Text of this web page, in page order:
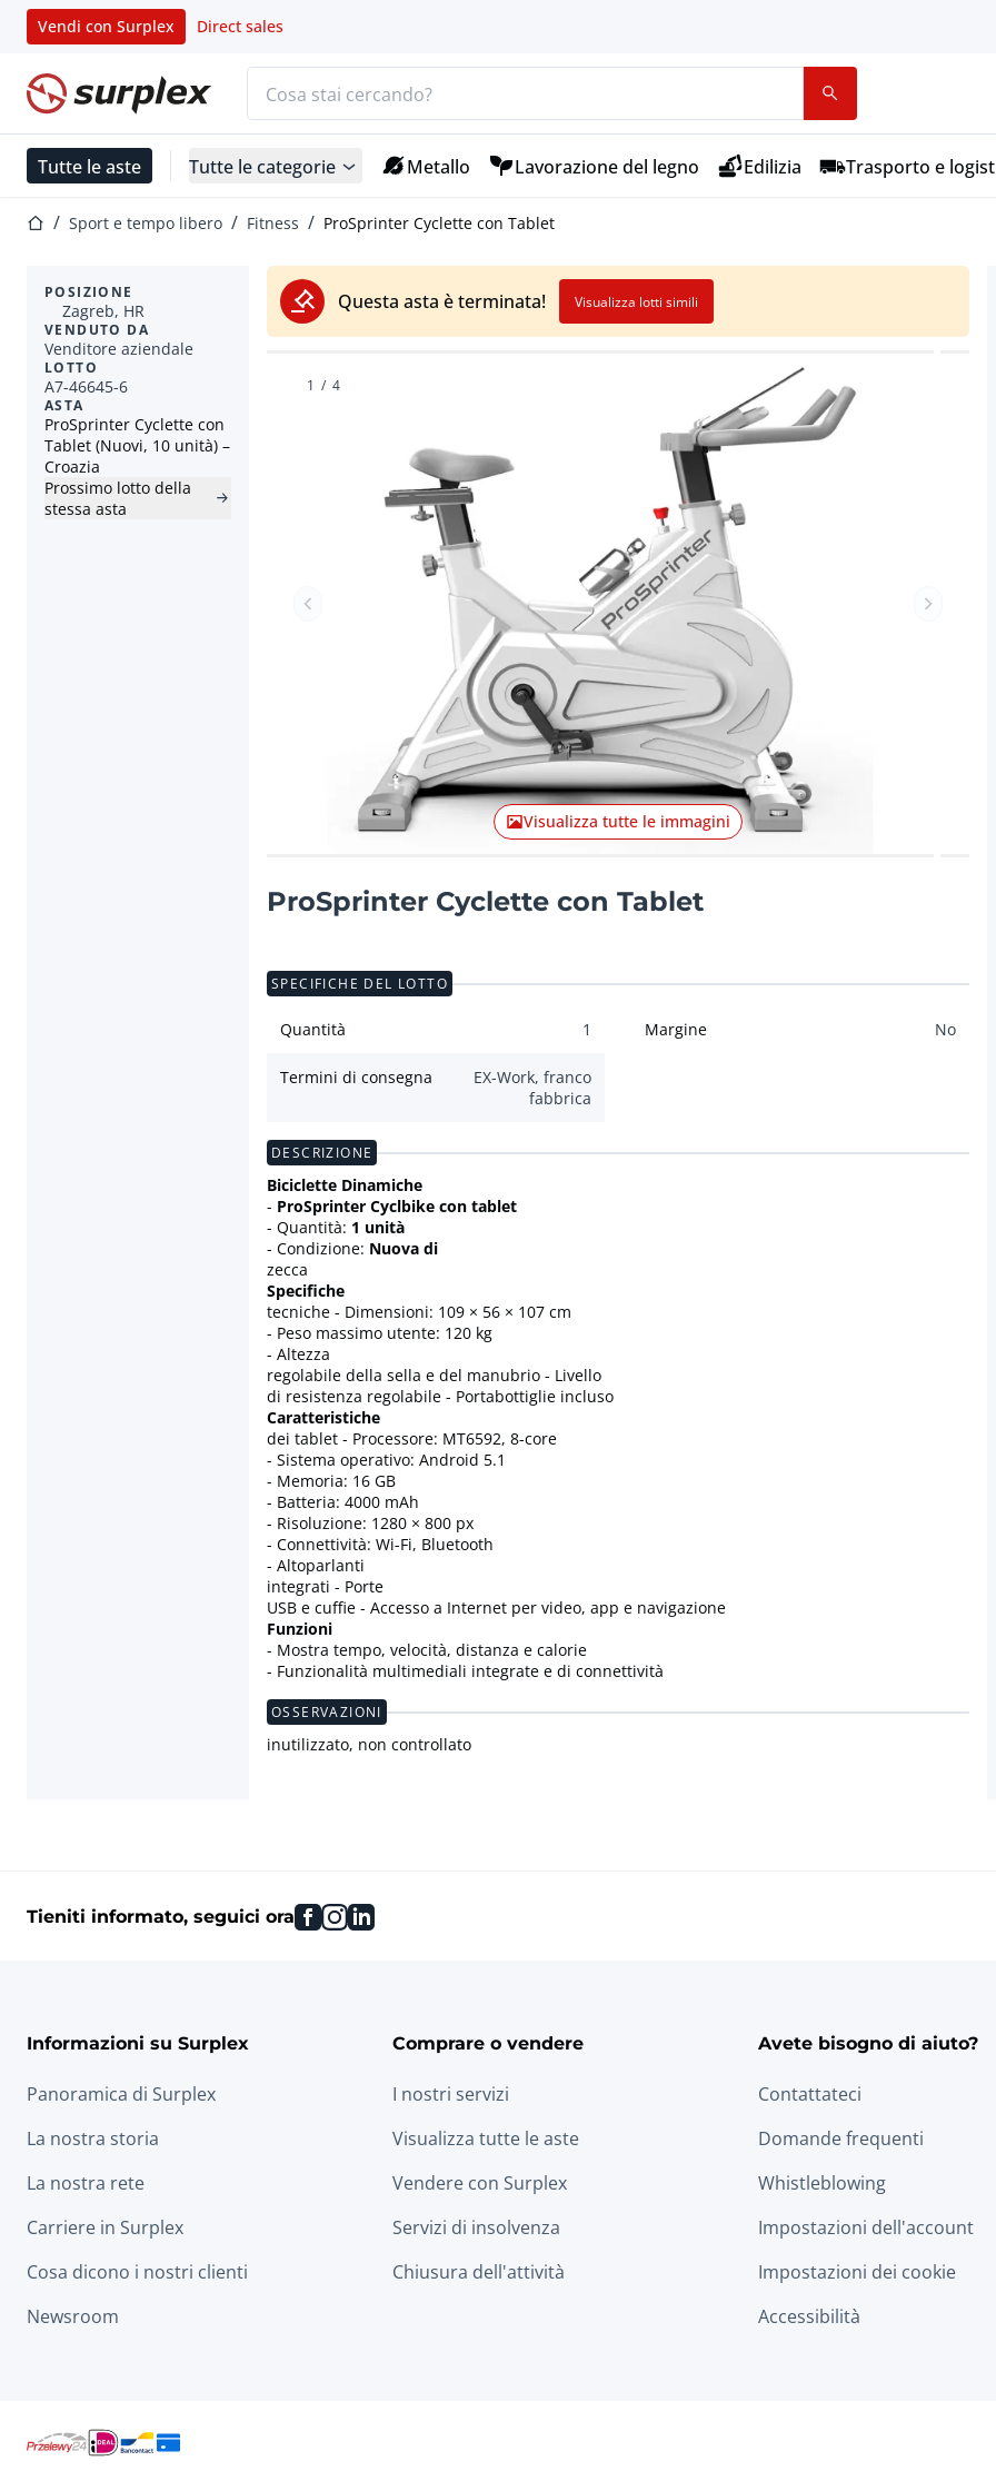
Vendi con Surplex Direct sales
Home
Tutte le aste Tutte le categorie Metallo Lavorazione del legno Edilizia Trasporto e
Home Sport e tempo libero Fitness ProSprinter Cyclette con Tablet
Questa asta è terminata! Visualizza lotti simili
POSIZIONE
Zagreb, HR
VENDUTO DA
Venditore aziendale
LOTTO
A7-46645-6
ASTA
ProSprinter Cyclette con
Tablet (Nuovi, 10 unità) –
Croazia
Prossimo lotto della
stessa asta
Articolo precedente Articolo
Visualizza tutte le immagini
1 / 4
ProSprinter Cyclette con Tablet
SPECIFICHE DEL LOTTO
Quantità 1 Margine No
Termini di consegna
EX-Work, franco
fabbrica
DESCRIZIONE
Biciclette Dinamiche
- ProSprinter Cyclbike con tablet
- Quantità: 1 unità
- Condizione: Nuova di
zecca
Specifiche
tecniche - Dimensioni: 109 × 56 × 107 cm
- Peso massimo utente: 120 kg
- Altezza
regolabile della sella e del manubrio - Livello
di resistenza regolabile - Portabottiglie incluso
Caratteristiche
dei tablet - Processore: MT6592, 8-core
- Sistema operativo: Android 5.1
- Memoria: 16 GB
- Batteria: 4000 mAh
- Risoluzione: 1280 × 800 px
- Connettività: Wi-Fi, Bluetooth
- Altoparlanti
integrati - Porte
USB e cuffie - Accesso a Internet per video, app e navigazione
Funzioni
- Mostra tempo, velocità, distanza e calorie
- Funzionalità multimediali integrate e di connettività
OSSERVAZIONI
inutilizzato, non controllato
Tieniti informato, seguici ora facebook
instagram
linkedin
Informazioni su Surplex
Panoramica di Surplex
La nostra storia
La nostra rete
Carriere in Surplex
Cosa dicono i nostri clienti
Newsroom
Comprare o vendere
I nostri servizi
Visualizza tutte le aste
Vendere con Surplex
Servizi di insolvenza
Chiusura dell'attività
Avete bisogno di aiuto?
Contattateci
Domande frequenti
Whistleblowing
Impostazioni dell'account
Impostazioni dei cookie
Accessibilità